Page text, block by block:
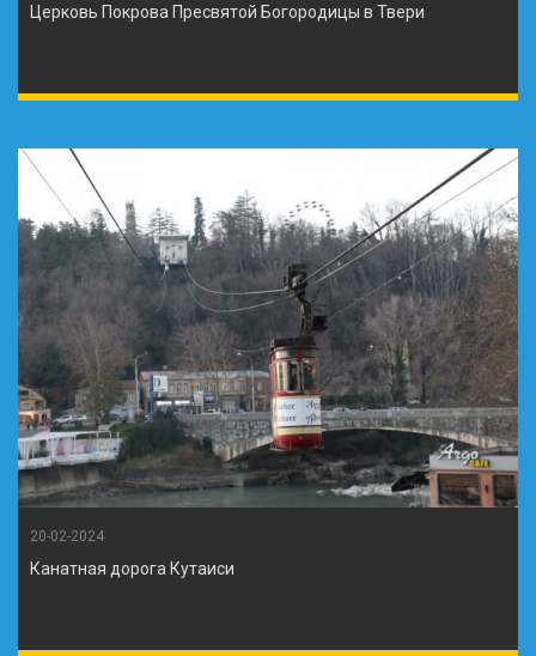
Церковь Покрова Пресвятой Богородицы в Твери
20-02-2024
Канатная дорога Кутаиси